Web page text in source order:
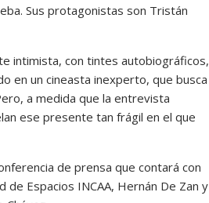
Sus protagonistas son Tristán
intimista, con tintes autobiográficos,
en un cineasta inexperto, que busca
a medida que la entrevista
ese presente tan frágil en el que
de prensa que contará con
Espacios INCAA, Hernán De Zan y